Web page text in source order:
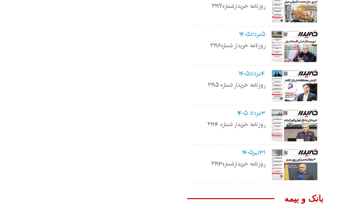
روزنامه خریدارشماره۲۱۹۷
۵مرداد۱۴۰۵
روزنامه خریدار شماره۲۱۹۶
۴مرداد۱۴۰۵
روزنامه خریدار شماره ۲۱۹۵
۳مرداد ۱۴۰۵
روزنامه خریدار شماره ۲۱۹۴
۳۱تیر۱۴۰۵
روزنامه خریدارشماره۲۱۹۳
بانک و بیمه